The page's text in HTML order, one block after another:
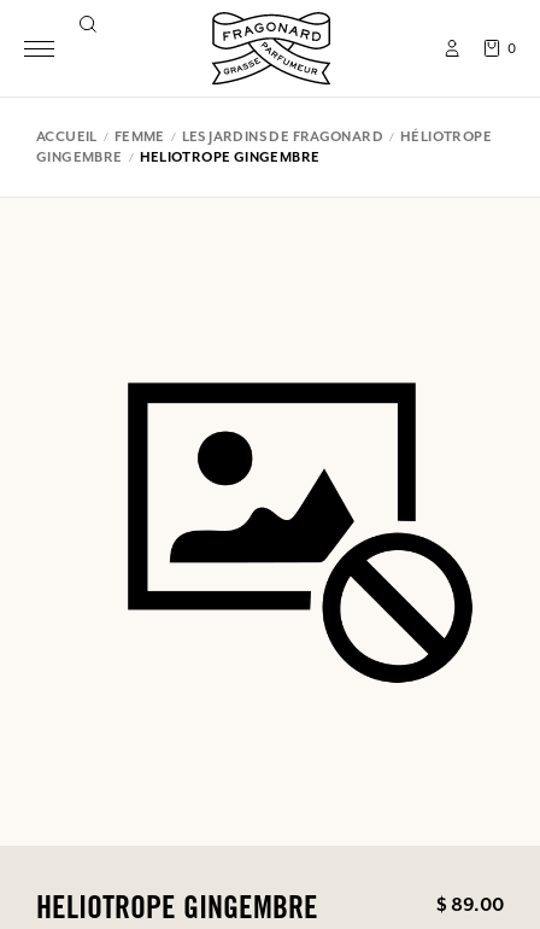
0
ACCUEIL FEMME LES JARDINS DE FRAGONARD
HÉLIOTROPE
GINGEMBRE
HELIOTROPE GINGEMBRE
HELIOTROPE GINGEMBRE $ 89.00